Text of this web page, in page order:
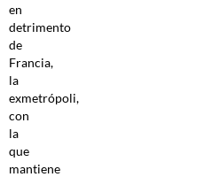
en
detrimento
de
Francia,
la
exmetrópoli,
con
la
que
mantiene